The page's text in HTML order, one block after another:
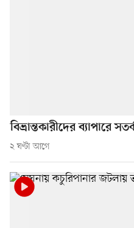
বিভ্রান্তকারীদের ব্যাপারে
২ ঘণ্টা আগে